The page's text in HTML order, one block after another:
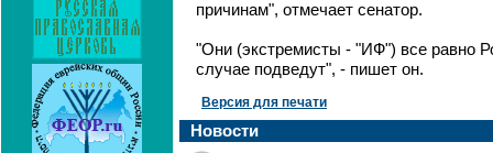
причинам", отмечает сенатор.
"Они (экстремисты - "ИФ") все равно
случае подведут", - пишет он.
Версия для печати
Новости